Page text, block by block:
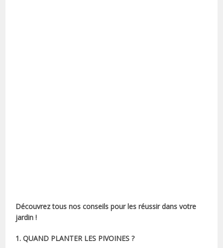
Découvrez tous nos conseils pour les réussir dans votre
jardin !
1. QUAND PLANTER LES PIVOINES ?